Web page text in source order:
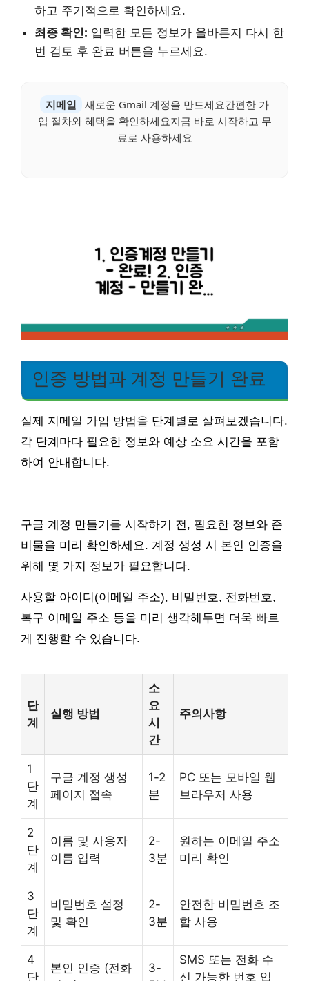
하고 주기적으로 확인하세요.
최종 확인: 입력한 모든 정보가 올바른지 다시 한
번 검토 후 완료 버튼을 누르세요.
지메일
새로운 Gmail 계정을 만드세요간편한 가
입 절차와 혜택을 확인하세요지금 바로 시작하고 무
료로 사용하세요
인증 방법과 계정 만들기 완료
실제 지메일 가입 방법을 단계별로 살펴보겠습니다.
각 단계마다 필요한 정보와 예상 소요 시간을 포함
하여 안내합니다.
구글 계정 만들기를 시작하기 전, 필요한 정보와 준
비물을 미리 확인하세요. 계정 생성 시 본인 인증을
위해 몇 가지 정보가 필요합니다.
사용할 아이디(이메일 주소), 비밀번호, 전화번호,
복구 이메일 주소 등을 미리 생각해두면 더욱 빠르
게 진행할 수 있습니다.
단
계
실행 방법
소
요
시
간
주의사항
1
단
계
구글 계정 생성
페이지 접속
1-2
분
PC 또는 모바일 웹
브라우저 사용
2
단
계
이름 및 사용자
이름 입력
2-
3분
원하는 이메일 주소
미리 확인
3
단
계
비밀번호 설정
및 확인
2-
3분
안전한 비밀번호 조
합 사용
4
단
본인 인증 (전화
3-
SMS 또는 전화 수
신 가능한 번호 입